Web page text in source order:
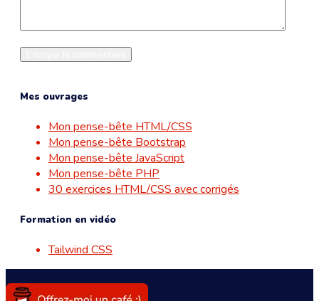
Mes ouvrages
Mon pense-bête HTML/CSS
Mon pense-bête Bootstrap
Mon pense-bête JavaScript
Mon pense-bête PHP
30 exercices HTML/CSS avec corrigés
Formation en vidéo
Tailwind CSS